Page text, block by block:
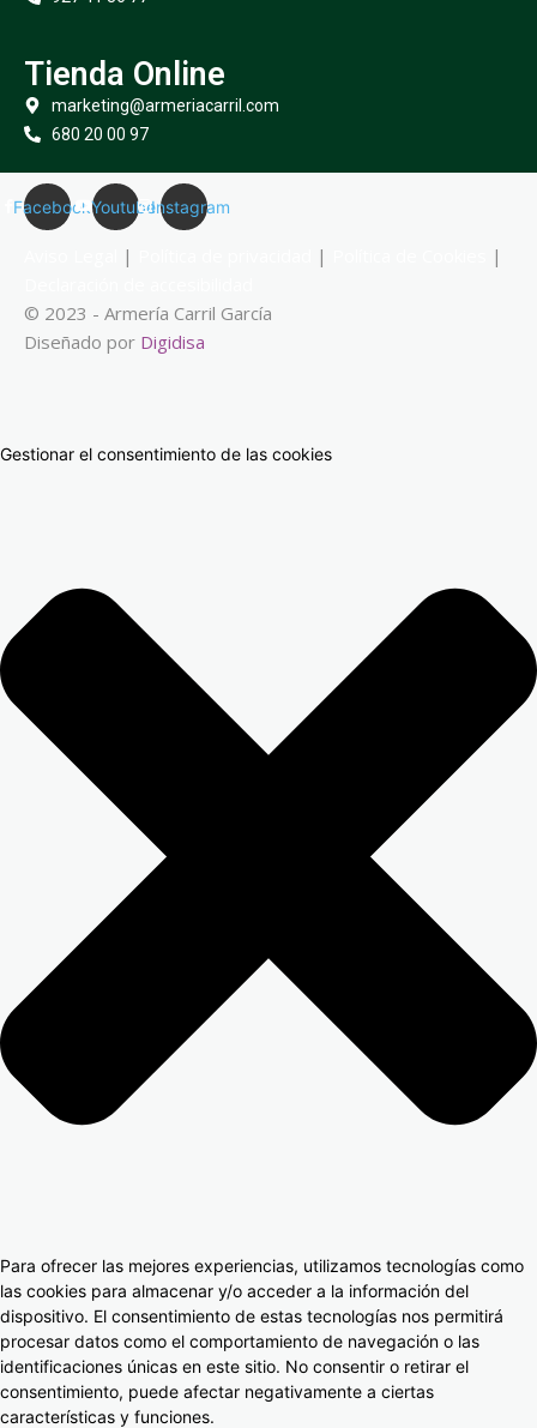
Tienda Online
marketing@armeriacarril.com
680 20 00 97
FacebookYoutubeInstagram
| |
|
© 2023 - Armería Carril García
Diseñado por Digidisa
Gestionar el consentimiento de las cookies
Para ofrecer las mejores experiencias, utilizamos tecnologías como
las cookies para almacenar y/o acceder a la información del
dispositivo. El consentimiento de estas tecnologías nos permitirá
procesar datos como el comportamiento de navegación o las
identificaciones únicas en este sitio. No consentir o retirar el
consentimiento, puede afectar negativamente a ciertas
características y funciones.